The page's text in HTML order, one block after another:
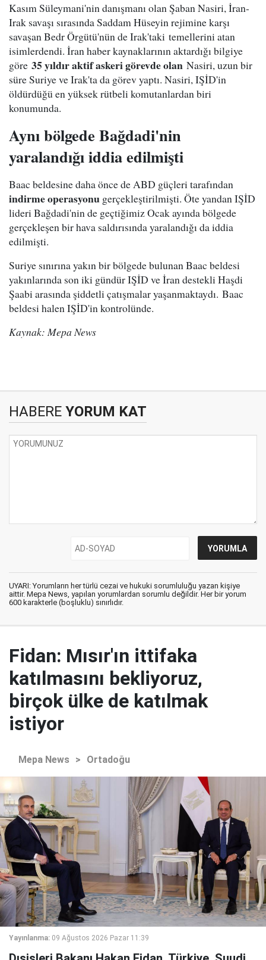
Kasım Süleymani'nin danışmanı olan Şaban Nasiri, İran-
Irak savaşı sırasında Saddam Hüseyin rejimine karşı
savaşan Bedr Örgütü'nün de Irak'taki temellerini atan
isimlerdendi. İran haber kaynaklarının aktardığı bilgiye
göre 35 yıldır aktif askeri görevde olan Nasiri, uzun bir
süre Suriye ve Irak'ta da görev yaptı. Nasiri, IŞİD'in
öldürdüğü en yüksek rütbeli komutanlardan biri
konumunda.
Aynı bölgede Bağdadi'nin
yaralandığı iddia edilmişti
Baac beldesine daha önce de ABD güçleri tarafından
indirme operasyonu gerçekleştirilmişti. Öte yandan IŞİD
lideri Bağdadi'nin de geçtiğimiz Ocak ayında bölgede
gerçekleşen bir hava saldırısında yaralandığı da iddia
edilmişti.
Suriye sınırına yakın bir bölgede bulunan Baac beldesi
yakınlarında son iki gündür IŞİD ve İran destekli Haşdi
Şaabi arasında şiddetli çatışmalar yaşanmaktaydı. Baac
beldesi halen IŞİD'in kontrolünde.
Kaynak: Mepa News
HABERE YORUM KAT
UYARI: Yorumların her türlü cezai ve hukuki sorumluluğu yazan kişiye
aittir. Mepa News, yapılan yorumlardan sorumlu değildir. Her bir yorum
600 karakterle (boşluklu) sınırlıdır.
Fidan: Mısır'ın ittifaka
katılmasını bekliyoruz,
birçok ülke de katılmak
istiyor
Mepa News > Ortadoğu
Yayınlanma: 09 Ağustos 2026 Pazar 11:39